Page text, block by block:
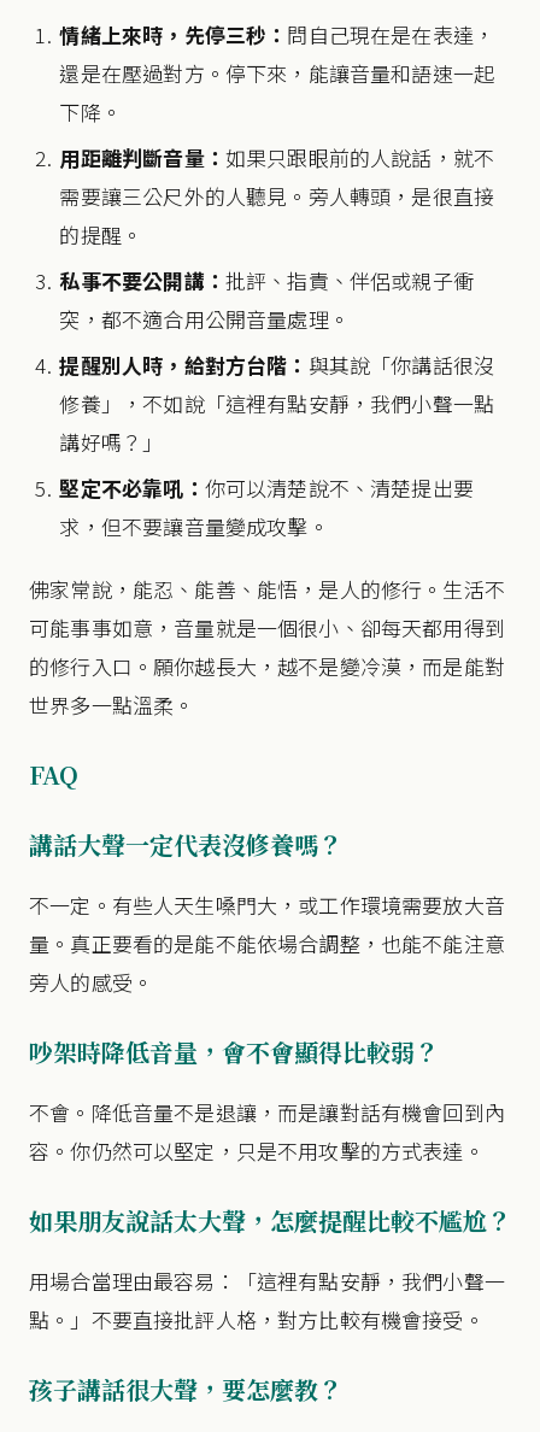
情緒上來時，先停三秒： 問自己現在是在表達，
還是在壓過對方。停下來，能讓音量和語速一起
下降。
用距離判斷音量： 如果只跟眼前的人說話，就不
需要讓三公尺外的人聽見。旁人轉頭，是很直接
的提醒。
私事不要公開講： 批評、指責、伴侶或親子衝
突，都不適合用公開音量處理。
提醒別人時，給對方台階： 與其說「你講話很沒
修養」，不如說「這裡有點安靜，我們小聲一點
講好嗎？」
堅定不必靠吼： 你可以清楚說不、清楚提出要
求，但不要讓音量變成攻擊。
佛家常說，能忍、能善、能悟，是人的修行。生活不
可能事事如意，音量就是一個很小、卻每天都用得到
的修行入口。願你越長大，越不是變冷漠，而是能對
世界多一點溫柔。
FAQ
講話大聲一定代表沒修養嗎？
不一定。有些人天生嗓門大，或工作環境需要放大音
量。真正要看的是能不能依場合調整，也能不能注意
旁人的感受。
吵架時降低音量，會不會顯得比較弱？
不會。降低音量不是退讓，而是讓對話有機會回到內
容。你仍然可以堅定，只是不用攻擊的方式表達。
如果朋友說話太大聲，怎麼提醒比較不尷尬？
用場合當理由最容易：「這裡有點安靜，我們小聲一
點。」不要直接批評人格，對方比較有機會接受。
孩子講話很大聲，要怎麼教？